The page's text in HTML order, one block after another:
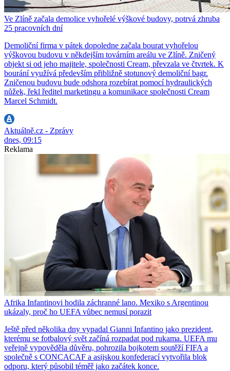
Ve Zlíně začala demolice vyhořelé výškové budovy, potrvá zhruba
25 pracovních dní
Demoliční firma v pátek dopoledne začala bourat vyhořelou
výškovou budovu v někdejším továrním areálu ve Zlíně. Zničený
objekt si od jeho majitele, společnosti Cream, převzala ve čtvrtek. K
bourání využívá především přibližně stotunový demoliční bagr.
Zničenou budovu bude odshora rozebírat pomocí hydraulických
nůžek, řekl ředitel marketingu a komunikace společnosti Cream
Marcel Schmidt.
Aktuálně.cz - Zprávy
dnes, 09:15
Reklama
Afrika Infantinovi hodila záchranné lano. Mexiko s Argentinou
ukázaly, proč ho UEFA vůbec nemusí porazit
Ještě před několika dny vypadal Gianni Infantino jako prezident,
kterému se fotbalový svět začíná rozpadat pod rukama. UEFA mu
veřejně vypověděla důvěru, pohrozila bojkotem soutěží FIFA a
společně s CONCACAF a asijskou konfederací vytvořila blok
odporu, který působil téměř jako začátek konce.